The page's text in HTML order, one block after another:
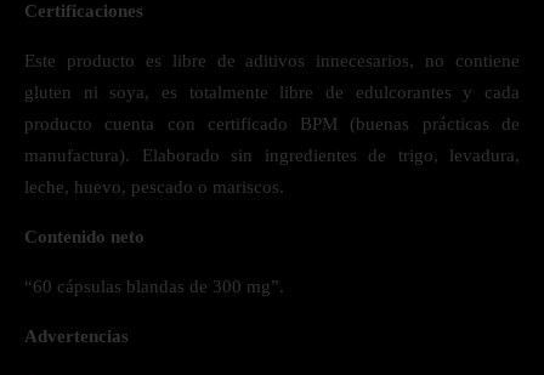
Certificaciones
Este producto es libre de aditivos innecesarios, no contiene
gluten ni soya, es totalmente libre de edulcorantes y cada
producto cuenta con certificado BPM (buenas prácticas de
manufactura). Elaborado sin ingredientes de trigo, levadura,
leche, huevo, pescado o mariscos.
Contenido neto
“60 cápsulas blandas de 300 mg”.
Advertencias